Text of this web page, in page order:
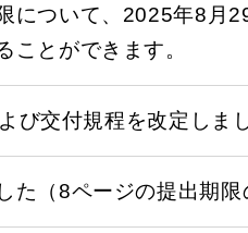
について、2025年8
ことができます。
び交付規程を改定しま
（8ページの提出期限